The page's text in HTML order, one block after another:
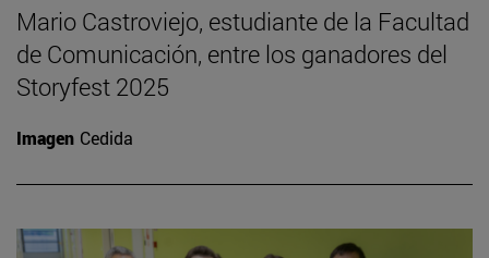
Mario Castroviejo, estudiante de la Facultad
de Comunicación, entre los ganadores del
Storyfest 2025
Imagen Cedida